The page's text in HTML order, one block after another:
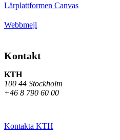
Lärplattformen Canvas
Webbmejl
Kontakt
KTH
100 44 Stockholm
+46 8 790 60 00
Kontakta KTH